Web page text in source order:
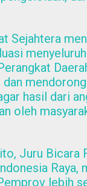
Sejahtera
dan
hasil dari
oleh
Juru Bicara
Raya,
lebih